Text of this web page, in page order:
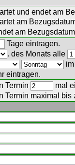
und endet am
am
am
Tage eintragen.
. des Monats alle
eintragen.
Termin
mal
Termin maximal bis